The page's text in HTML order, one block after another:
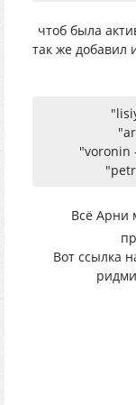
чтоб была
так же добавил
Всё Арни
Вот ссылка